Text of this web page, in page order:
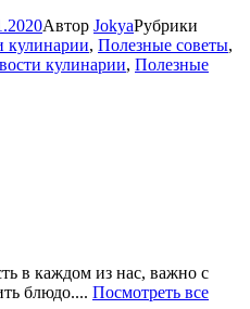
Автор JokyaРубрики
кулинарии, Полезные советы,
кулинарии, Полезные
в каждом из нас, важно с
блюдо.... Посмотреть все